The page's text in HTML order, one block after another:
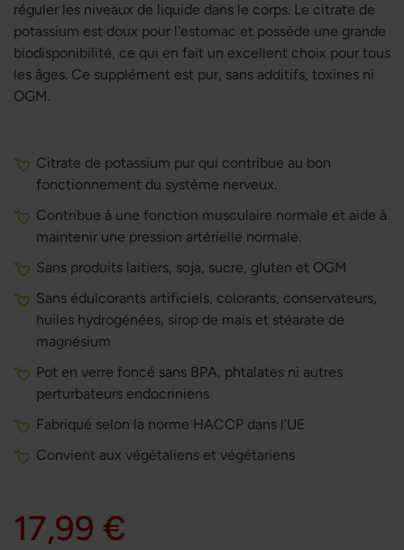
réguler les niveaux de liquide dans le corps. Le citrate de
potassium est doux pour l'estomac et possède une grande
biodisponibilité, ce qui en fait un excellent choix pour tous
les âges. Ce supplément est pur, sans additifs, toxines ni
OGM.
Citrate de potassium pur qui contribue au bon
fonctionnement du système nerveux.
Contribue à une fonction musculaire normale et aide à
maintenir une pression artérielle normale.
Sans produits laitiers, soja, sucre, gluten et OGM
Sans édulcorants artificiels, colorants, conservateurs,
huiles hydrogénées, sirop de maïs et stéarate de
magnésium
Pot en verre foncé sans BPA, phtalates ni autres
perturbateurs endocriniens
Fabriqué selon la norme HACCP dans l'UE
Convient aux végétaliens et végétariens
17,99 €